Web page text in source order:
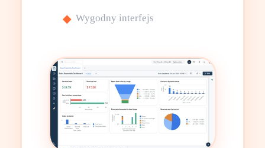
Wygodny interfejs